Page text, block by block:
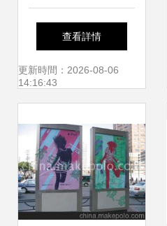
品廣告Banner合集
鑒賞
查看詳情
更新時間：2026-08-06
14:16:43